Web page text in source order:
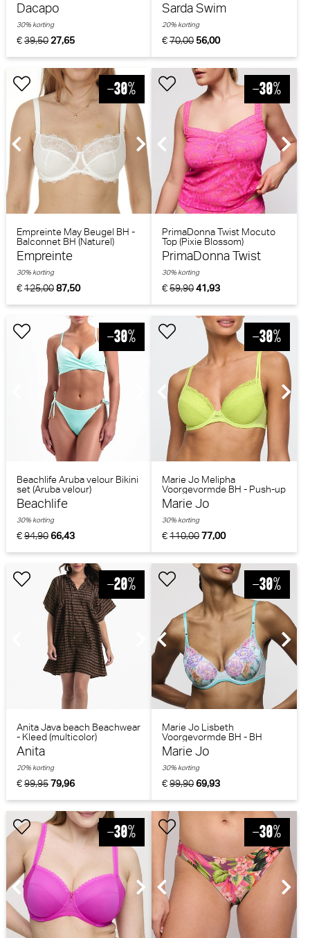
Dacapo
€39,50 27,65
30% korting
Sarda Swim
€70,00 56,00
20% korting
Empreinte May Beugel BH -
Balconnet BH (Naturel)
Empreinte
€125,0087,50
30% korting
PrimaDonna Twist Mocuto
Top (Pixie Blossom)
PrimaDonna Twist
€59,9041,93
30% korting
Beachlife Aruba velour Bikini
set (Aruba velour)
Beachlife
€94,9066,43
30% korting
Marie Jo Melipha
Voorgevormde BH - Push-up
BH (Wild Citrus)
Marie Jo
€110,0077,00
30% korting
Anita Java beach Beachwear
- Kleed (multicolor)
Anita
€99,9579,96
20% korting
Marie Jo Lisbeth
Voorgevormde BH - BH
Hartvorm (Clearwater)
Marie Jo
€99,9069,93
30% korting